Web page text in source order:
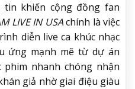
khiến cộng đồng fan
LIVE IN USAchính là việc
diễn live ca khúc nhạc
ứng mạnh mẽ từ dự án
phim nhanh chóng nhận
giả nhờ giai điệu giàu